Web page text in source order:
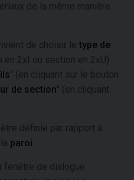
de la même manière
de choisir le type de
en 2xI ou section en 2xU)
" (en cliquant sur le bouton
de section" (en cliquant
définie par rapport à
paroi
fenêtre de dialogue